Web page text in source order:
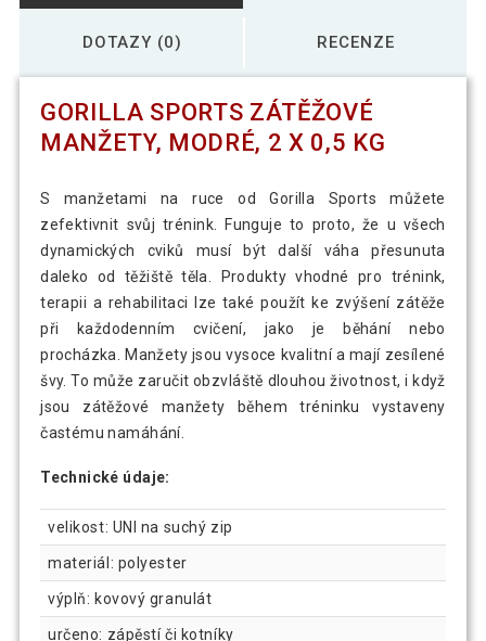
DOTAZY (0) RECENZE
GORILLA SPORTS ZÁTĚŽOVÉ
MANŽETY, MODRÉ, 2 X 0,5 KG
S manžetami na ruce od Gorilla Sports můžete
zefektivnit svůj trénink. Funguje to proto, že u všech
dynamických cviků musí být další váha přesunuta
daleko od těžiště těla. Produkty vhodné pro trénink,
terapii a rehabilitaci lze také použít ke zvýšení zátěže
při každodenním cvičení, jako je běhání nebo
procházka. Manžety jsou vysoce kvalitní a mají zesílené
švy. To může zaručit obzvláště dlouhou životnost, i když
jsou zátěžové manžety během tréninku vystaveny
častému namáhání.
Technické údaje:
velikost: UNI na suchý zip
materiál: polyester
výplň: kovový granulát
určeno: zápěstí či kotníky